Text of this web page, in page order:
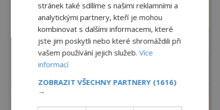
stránek také sdílíme s našimi reklamními a
analytickými partnery, kteří je mohou
kombinovat s dalšími informacemi, které
jste jim poskytli nebo které shromáždili při
vašem používání jejich služeb.Více
informací
ZOBRAZIT VŠECHNY PARTNERY (1616)
→